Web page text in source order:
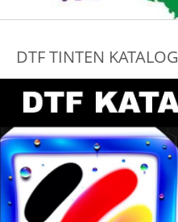
DTF TINTEN KATALOG